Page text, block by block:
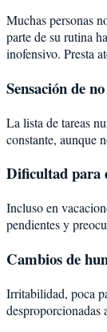
Muchas personas
parte de su rutina
inofensivo. Presta
Sensación de
La lista de tareas
constante, aunque
Dificultad para
Incluso en
pendientes y
Cambios de
Irritabilidad, poca
desproporcionadas